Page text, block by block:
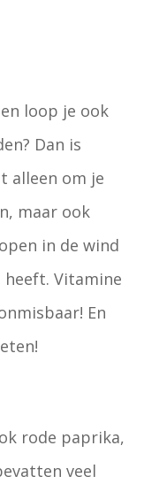
loop je ook
Dan is
alleen om je
maar ook
in de wind
heeft. Vitamine
En
rode paprika,
veel